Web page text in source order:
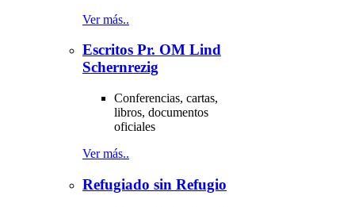
Ver más..
Escritos Pr. OM Lind
Schernrezig
Conferencias, cartas,
libros, documentos
oficiales
Ver más..
Refugiado sin Refugio